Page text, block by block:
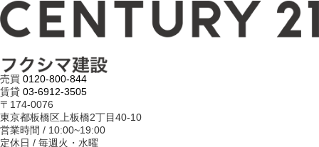
売買 0120-800-844
賃貸 03-6912-3505
〒174-0076
東京都板橋区上板橋2丁目40-10
営業時間 / 10:00~19:00
定休日 / 毎週火・水曜